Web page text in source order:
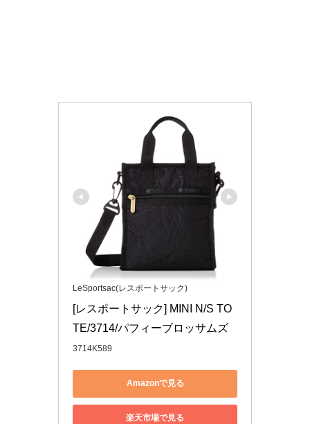
LeSportsac(レスポートサック)
[レスポートサック] MINI N/S TO
TE/3714/パフィーブロッサムズ
3714K589
Amazonで見る
楽天市場で見る